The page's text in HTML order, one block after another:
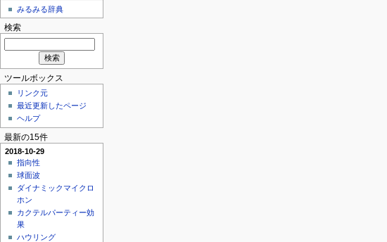
みるみる辞典
検索
ツールボックス
リンク元
最近更新したページ
ヘルプ
最新の15件
2018-10-29
指向性
球面波
ダイナミックマイクロ
ホン
カクテルパーティー効
果
ハウリング